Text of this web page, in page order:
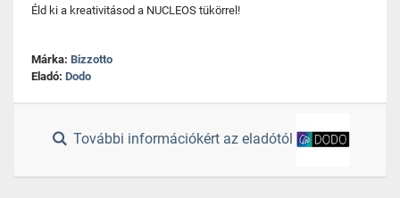
Éld ki a kreativitásod a NUCLEOS tükörrel!
Márka: Bizzotto
Eladó: Dodo
További információkért az eladótól